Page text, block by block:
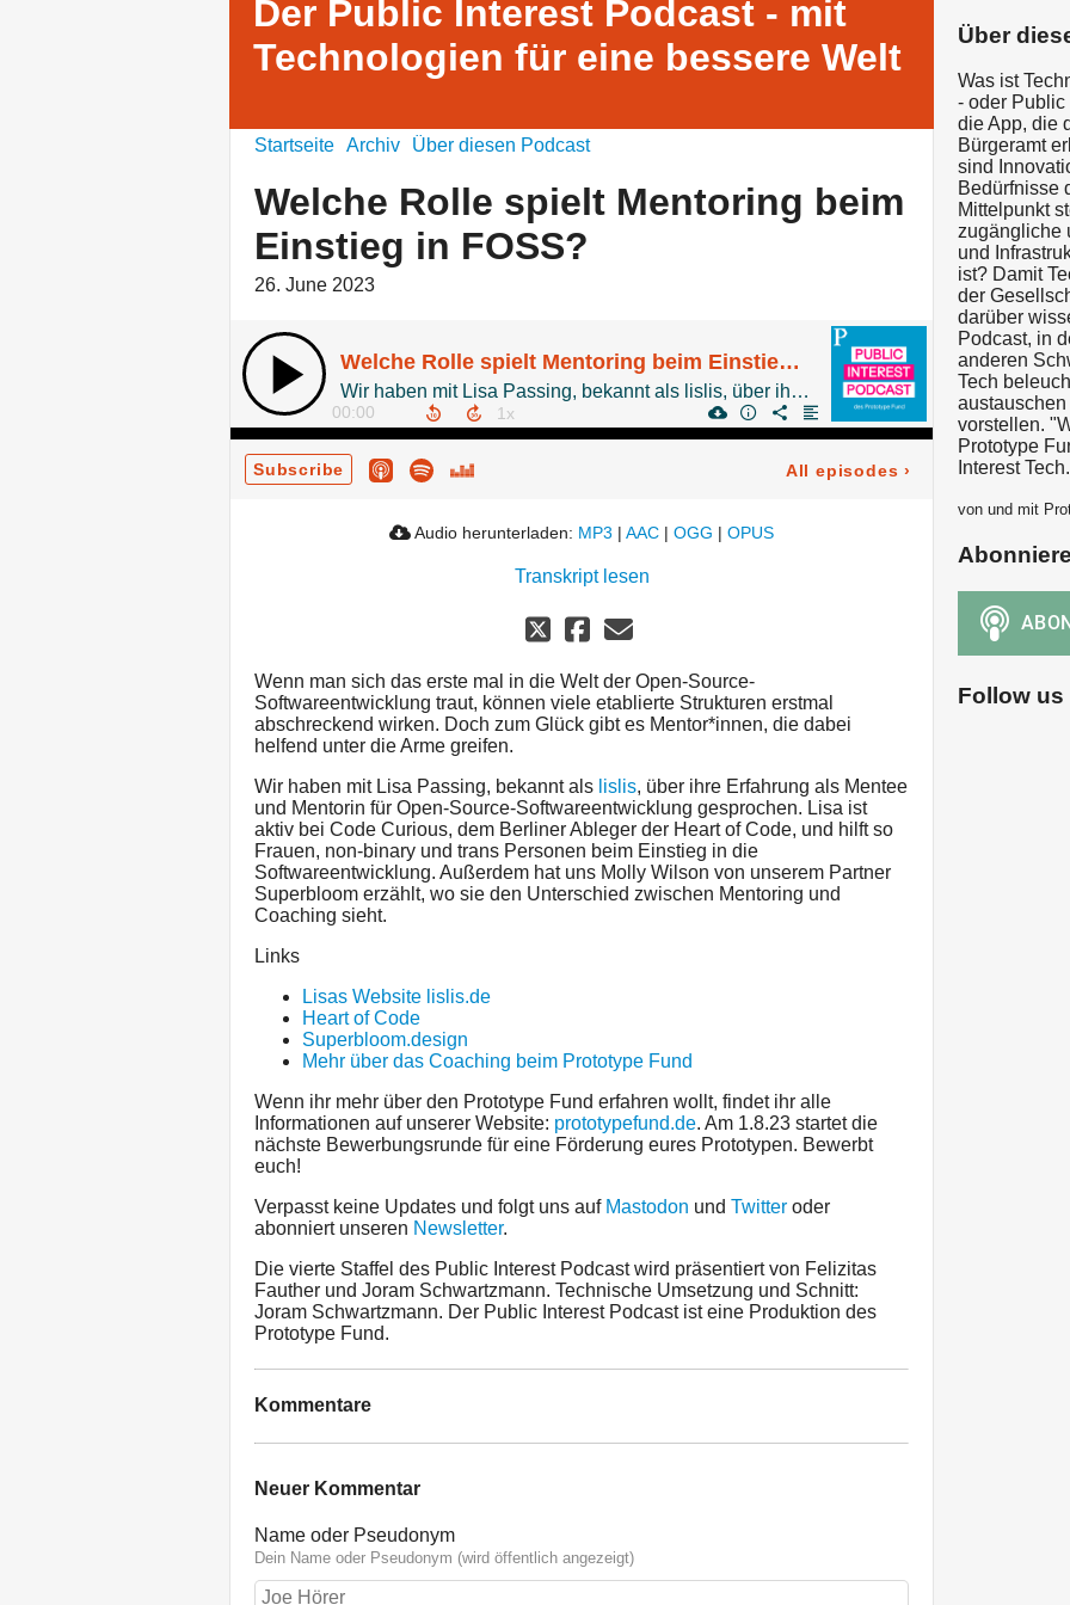
Der Public Interest Podcast - mit
Technologien für eine bessere Welt
Startseite Archiv Über diesen Podcast
Welche Rolle spielt Mentoring beim
Einstieg in FOSS?
26. June 2023
Welche Rolle spielt Mentoring beim Einstieg in FOSS?
Wir haben mit Lisa Passing, bekannt als lislis, über ihre Erfahrung als Mentee und Mentorin für Open-Source-Softwareentwicklung gesprochen.
00:00
Subscribe All episodes ›
Audio herunterladen: MP3 | AAC | OGG | OPUS
Transkript lesen
Wenn man sich das erste mal in die Welt der Open-Source-
Softwareentwicklung traut, können viele etablierte Strukturen erstmal
abschreckend wirken. Doch zum Glück gibt es Mentor*innen, die dabei
helfend unter die Arme greifen.
Wir haben mit Lisa Passing, bekannt als lislis, über ihre Erfahrung als Mentee
und Mentorin für Open-Source-Softwareentwicklung gesprochen. Lisa ist
aktiv bei Code Curious, dem Berliner Ableger der Heart of Code, und hilft so
Frauen, non-binary und trans Personen beim Einstieg in die
Softwareentwicklung. Außerdem hat uns Molly Wilson von unserem Partner
Superbloom erzählt, wo sie den Unterschied zwischen Mentoring und
Coaching sieht.
Links
Lisas Website lislis.de
Heart of Code
Superbloom.design
Mehr über das Coaching beim Prototype Fund
Wenn ihr mehr über den Prototype Fund erfahren wollt, findet ihr alle
Informationen auf unserer Website: prototypefund.de. Am 1.8.23 startet die
nächste Bewerbungsrunde für eine Förderung eures Prototypen. Bewerbt
euch!
Verpasst keine Updates und folgt uns auf Mastodon und Twitter oder
abonniert unseren Newsletter.
Die vierte Staffel des Public Interest Podcast wird präsentiert von Felizitas
Fauther und Joram Schwartzmann. Technische Umsetzung und Schnitt:
Joram Schwartzmann. Der Public Interest Podcast ist eine Produktion des
Prototype Fund.
Kommentare
Neuer Kommentar
Name oder Pseudonym
Dein Name oder Pseudonym (wird öffentlich angezeigt)
Über
Was ist
- oder Public
die App, die
Bürgeramt
sind
Bedürfnisse
Mittelpunkt
zugängliche
und
ist? Damit
der
darüber
Podcast, in
anderen
Tech
vorstellen.
Prototype
Interest Tech.
von und mit
Follow us